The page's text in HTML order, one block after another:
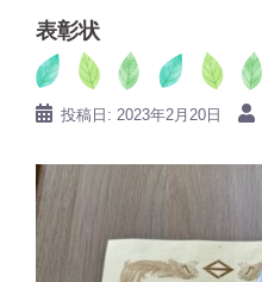
表彰状
投稿日: 2023年2月20日